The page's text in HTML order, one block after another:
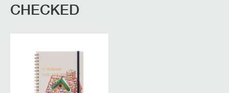
CHECKED